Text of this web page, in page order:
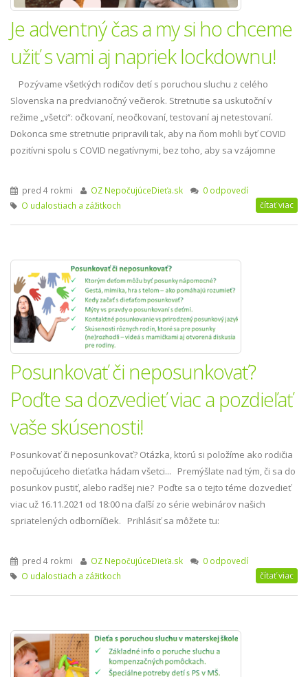
Je adventný čas a my si ho chceme
užiť s vami aj napriek lockdownu!
Pozývame všetkých rodičov detí s poruchou sluchu z celého
Slovenska na predvianočný večierok. Stretnutie sa uskutoční v
režime „všetci“: očkovaní, neočkovaní, testovaní aj netestovaní.
Dokonca sme stretnutie pripravili tak, aby na ňom mohli byť COVID
pozitívni spolu s COVID negatívnymi, bez toho, aby sa vzájomne
pred 4 rokmi OZ NepočujúceDieťa.sk
0 odpovedí
O udalostiach a zážitkoch
čítať viac
Posunkovať či neposunkovať?
Poďte sa dozvedieť viac a pozdieľať
vaše skúsenosti!
Posunkovať či neposunkovať? Otázka, ktorú si položíme ako rodičia
nepočujúceho dieťaťka hádam všetci... Premýšlate nad tým, či sa do
posunkov pustiť, alebo radšej nie? Poďte sa o tejto téme dozvedieť
viac už 16.11.2021 od 18:00 na ďaľší zo série webinárov našich
spriatelených odborníčiek. Prihlásiť sa môžete tu:
pred 4 rokmi OZ NepočujúceDieťa.sk
0 odpovedí
O udalostiach a zážitkoch
čítať viac